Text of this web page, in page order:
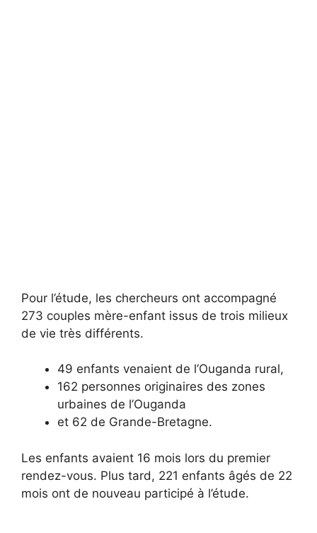
Pour l’étude, les chercheurs ont accompagné
273 couples mère-enfant issus de trois milieux
de vie très différents.
49 enfants venaient de l’Ouganda rural,
162 personnes originaires des zones
urbaines de l’Ouganda
et 62 de Grande-Bretagne.
Les enfants avaient 16 mois lors du premier
rendez-vous. Plus tard, 221 enfants âgés de 22
mois ont de nouveau participé à l’étude.